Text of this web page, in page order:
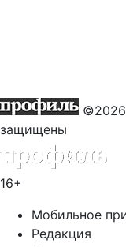
защищены
16+
Мобильное
Редакция